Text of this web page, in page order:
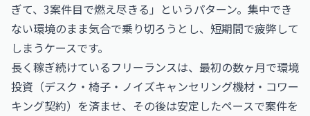
ぎて、3案件目で燃え尽きる」というパターン。集中でき
ない環境のまま気合で乗り切ろうとし、短期間で疲弊して
しまうケースです。
長く稼ぎ続けているフリーランスは、最初の数ヶ月で環境
投資（デスク・椅子・ノイズキャンセリング機材・コワー
キング契約）を済ませ、その後は安定したペースで案件を